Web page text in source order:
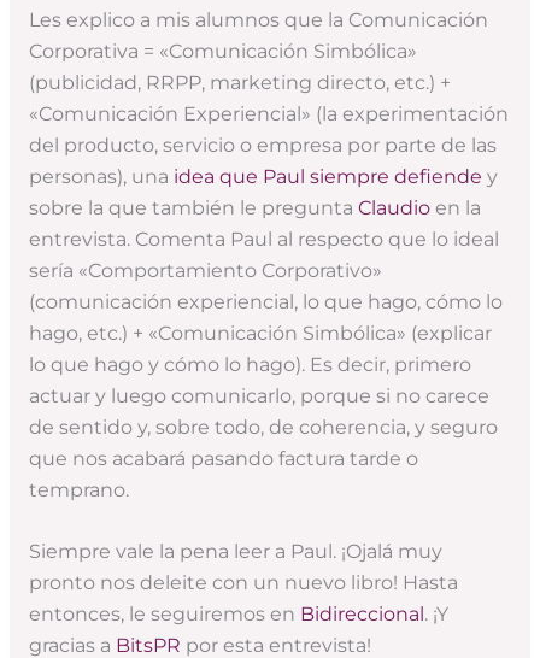
Les explico a mis alumnos que la Comunicación
Corporativa = «Comunicación Simbólica»
(publicidad, RRPP, marketing directo, etc.) +
«Comunicación Experiencial» (la experimentación
del producto, servicio o empresa por parte de las
personas), una idea que Paul siempre defiende y
sobre la que también le pregunta Claudioen la
entrevista. Comenta Paul al respecto que lo ideal
sería «Comportamiento Corporativo»
(comunicación experiencial, lo que hago, cómo lo
hago, etc.) + «Comunicación Simbólica» (explicar
lo que hago y cómo lo hago). Es decir, primero
actuar y luego comunicarlo, porque si no carece
de sentido y, sobre todo, de coherencia, y seguro
que nos acabará pasando factura tarde o
temprano.
Siempre vale la pena leer a Paul. ¡Ojalá muy
pronto nos deleite con un nuevo libro! Hasta
entonces, le seguiremos en Bidireccional. ¡Y
gracias a BitsPR por esta entrevista!